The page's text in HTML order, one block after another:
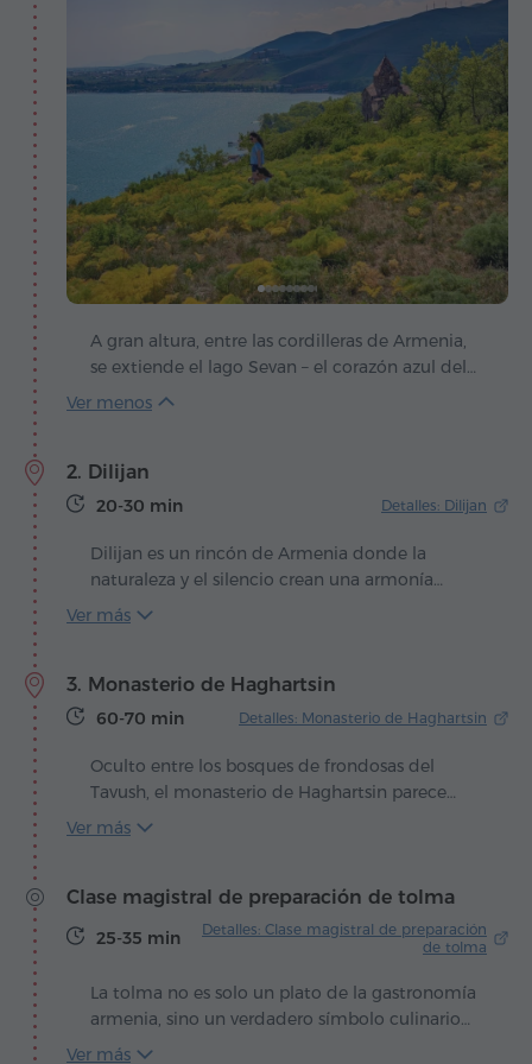
A gran altura, entre las cordilleras de Armenia,
se extiende el lago Sevan – el corazón azul del
país, que late al compás del viento y del sol. La
lágrimas y lo llenó de agua para entregar a la
humanidad un regalo invaluable.
2. Dilijan
20-30 min Detalles: Dilijan
Dilijan es un rincón de Armenia donde la
naturaleza y el silencio crean una armonía
capaz de cautivar a cada viajero. Oculta entre
río Aghstev, donde el aire huele a pino y a la
frescura de los arroyos de montaña. Las perlas
vistas escondidas en los bosques: los lagos Parz
y Gosh, rodeados de arbustos y árboles que han
albergan la vida tranquila de los animales
Ver más
3. Monasterio de Haghartsin
60-70 min Detalles: Monasterio de Haghartsin
Oculto entre los bosques de frondosas del
Tavush, el monasterio de Haghartsin parece
salido de las páginas de un antiguo manuscrito,
y XIII, durante siglos fue no solo un refugio
espiritual, sino también un centro cultural que
atrajo a monjes, peregrinos y maestros
Gregorio, Santa Madre de Dios y San Esteban,
así como celdas monásticas y edificios
auxiliares cuidadosamente integrados en el
Ver más
Clase magistral de preparación de tolma
25-35 min
Detalles: Clase magistral de preparación
de tolma
La tolma no es solo un plato de la gastronomía
armenia, sino un verdadero símbolo culinario
sin el cual ninguna celebración estaría
Ver más